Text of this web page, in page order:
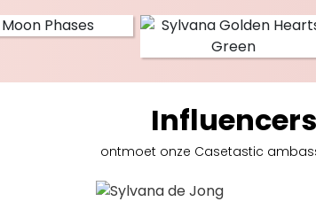
Influencers
ontmoet onze Casetastic